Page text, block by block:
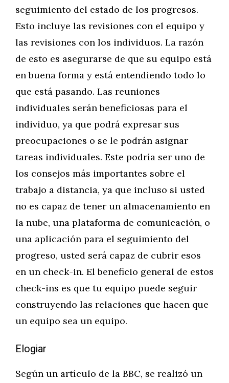
seguimiento del estado de los progresos.
Esto incluye las revisiones con el equipo y
las revisiones con los individuos. La razón
de esto es asegurarse de que su equipo está
en buena forma y está entendiendo todo lo
que está pasando. Las reuniones
individuales serán beneficiosas para el
individuo, ya que podrá expresar sus
preocupaciones o se le podrán asignar
tareas individuales. Este podría ser uno de
los consejos más importantes sobre el
trabajo a distancia, ya que incluso si usted
no es capaz de tener un almacenamiento en
la nube, una plataforma de comunicación, o
una aplicación para el seguimiento del
progreso, usted será capaz de cubrir esos
en un check-in. El beneficio general de estos
check-ins es que tu equipo puede seguir
construyendo las relaciones que hacen que
un equipo sea un equipo.
Elogiar
Según un artículo de la BBC, se realizó un